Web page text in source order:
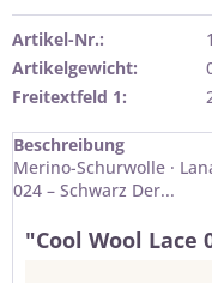
Artikel-Nr.:
Artikelgewicht:
Freitextfeld 1:
Beschreibung
Merino-Schurwolle ·
024 – Schwarz Der...
"Cool Wool Lace